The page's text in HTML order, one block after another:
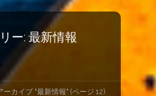
ー: 最新情報
ーカイブ "最新情報" (ページ 12)